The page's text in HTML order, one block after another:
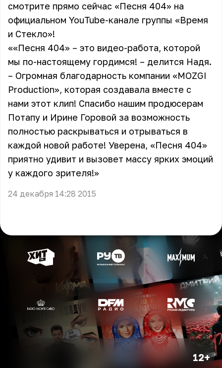
смотрите прямо сейчас «Песня 404» на
официальном YouTube-канале группы «Время
и Стекло»!
««Песня 404» – это видео-работа, которой
мы по-настоящему гордимся! – делится Надя.
– Огромная благодарность компании «MOZGI
Production», которая создавала вместе с
нами этот клип! Спасибо нашим продюсерам
Потапу и Ирине Горовой за возможность
полностью раскрываться и отрываться в
каждой новой работе! Уверена, «Песня 404»
приятно удивит и вызовет массу ярких эмоций
у каждого зрителя!»
24 декабря 14:28 2015
12+